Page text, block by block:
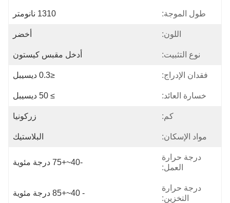
طول الموجة: 1310 نانومتر
اللون: أخضر
نوع التثبيت: أدخل مقبس كيستون
فقدان الإدراج: ≤0.3 ديسيبل
خسارة العائد: ≥ 50 ديسيبل
كم: زركونيا
مواد الإسكان: البلاستيك
درجة حرارة
العمل:
درجة حرارة
التخزين:
- 40~+85 درجة مئوية